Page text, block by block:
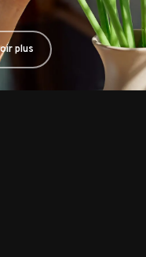
En savoir plus
plus